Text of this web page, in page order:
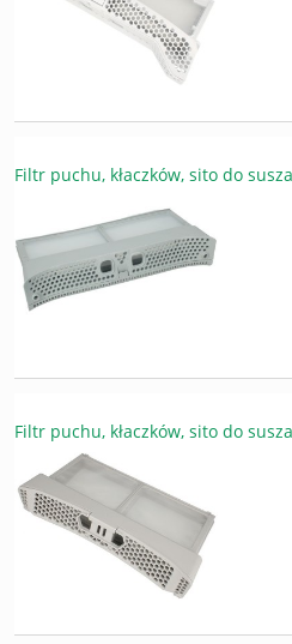
Filtr puchu, kłaczków, sito do
Filtr puchu, kłaczków, sito do